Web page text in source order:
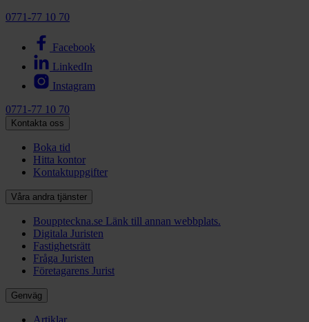
0771-77 10 70
Facebook
LinkedIn
Instagram
0771-77 10 70
Kontakta oss
Boka tid
Hitta kontor
Kontaktuppgifter
Våra andra tjänster
Bouppteckna.se Länk till annan webbplats.
Digitala Juristen
Fastighetsrätt
Fråga Juristen
Företagarens Jurist
Genväg
Artiklar